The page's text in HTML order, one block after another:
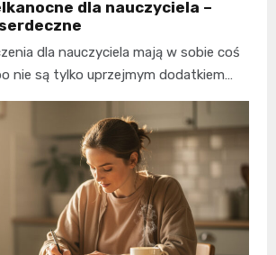
dla nauczyciela –
dla nauczyciela mają w sobie coś
nie są tylko uprzejmym dodatkiem…